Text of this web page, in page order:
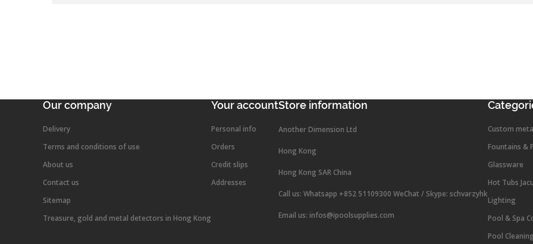
Our company
Delivery
Terms and conditions of use
About us
Contact us
Sitemap
Treasure, gold and metal detectors in Hong Kong
Your account
Personal info
Orders
Credit slips
Addresses
Store information
Another Dimension Ltd
Hong Kong
Hong Kong SAR China
Call us: Whatsapp +852 51109300 WeChat / Skype: schvarzyhk
Email us: infos@ipoolsupplies.com
Custom
Fountains &
Glassware
Hot Tubs
Lighting
Pool & Spa
Pool